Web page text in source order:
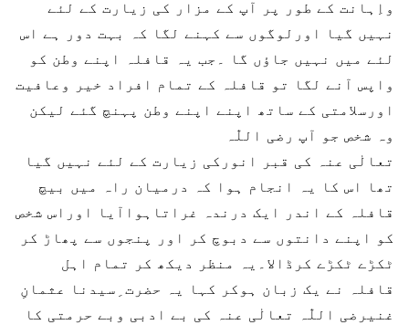
واِہانت کے طور پر آپ کے مزار کی زیارت کے لئے
نہیں گیا اورلوگوں سے کہنے لگا کہ بہت دور ہے اس
لئے میں نہیں جاؤں گا ۔جب یہ قافلہ اپنے وطن کو
واپس آنے لگا تو قافلہ کے تمام افراد خیر وعافیت
اورسلامتی کے ساتھ اپنے اپنے وطن پہنچ گئے لیکن
وہ شخص جو آپ رضی اللّٰہ
تعالٰی عنہ کی قبر انورکی زیارت کے لئے نہیں گیا
تھا اس کا یہ انجام ہوا کہ درمیان راہ میں بیچ
قافلہ کے اندر ایک درندہ غراتاہواآیا اوراس شخص
کو اپنے دانتوں سے دبوچ کر اور پنجوں سے پھاڑ کر
ٹکڑے ٹکڑے کرڈالا۔یہ منظر دیکھ کر تمام اہل
قافلہ نے یک زبان ہوکر کہا یہ حضرت ِسیدنا عثمانِ
غنیرضی اللّٰہ تعالٰی عنہ کی بے ادبی وبے حرمتی کا